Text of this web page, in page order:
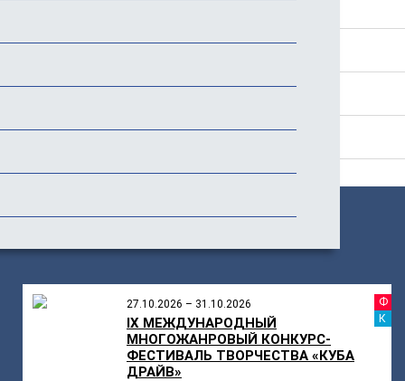
27.10.2026 – 31.10.2026
IX МЕЖДУНАРОДНЫЙ
МНОГОЖАНРОВЫЙ КОНКУРС-
ФЕСТИВАЛЬ ТВОРЧЕСТВА «КУБА
ДРАЙВ»